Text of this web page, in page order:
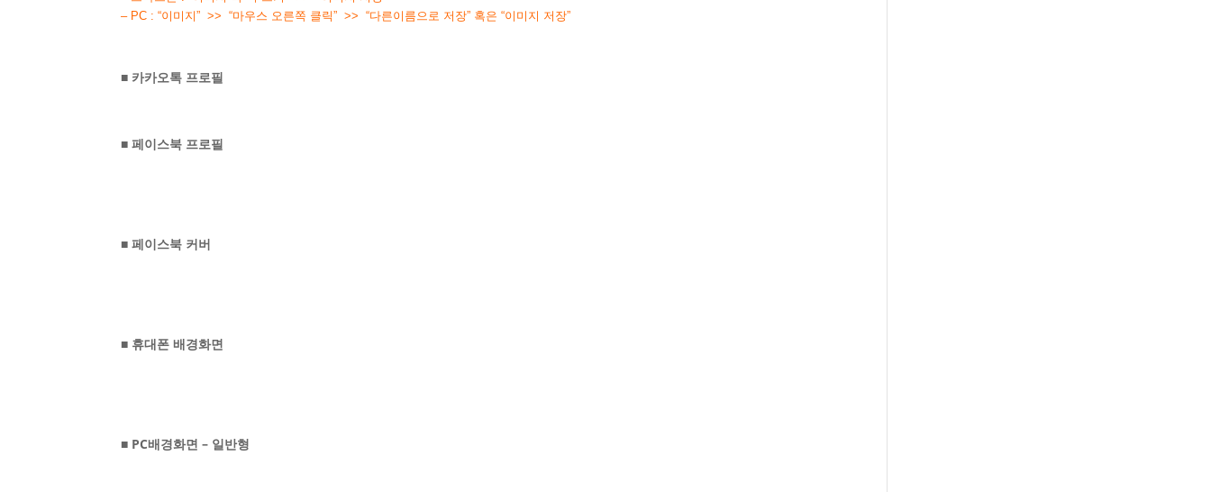
– PC : “이미지” >> “마우스 오른쪽 클릭” >> “다른이름으로 저장” 혹은 “이미지 저장”
■ 카카오톡 프로필
■ 페이스북 프로필
■ 페이스북 커버
■ 휴대폰 배경화면
■ PC배경화면 – 일반형